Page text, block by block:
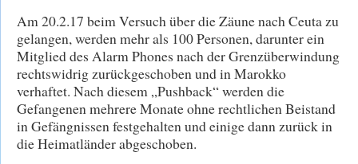
Am 20.2.17 beim Versuch über die Zäune nach Ceuta zu
gelangen, werden mehr als 100 Personen, darunter ein
Mitglied des Alarm Phones nach der Grenzüberwindung
rechtswidrig zurückgeschoben und in Marokko
verhaftet. Nach diesem „Pushback“ werden die
Gefangenen mehrere Monate ohne rechtlichen Beistand
in Gefängnissen festgehalten und einige dann zurück in
die Heimatländer abgeschoben.